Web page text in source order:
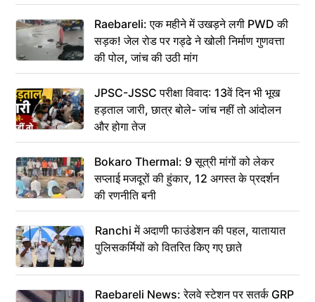
Raebareli: एक महीने में उखड़ने लगी PWD की
सड़क! जेल रोड पर गड्ढे ने खोली निर्माण गुणवत्ता
की पोल, जांच की उठी मांग
JPSC-JSSC परीक्षा विवाद: 13वें दिन भी भूख
हड़ताल जारी, छात्र बोले- जांच नहीं तो आंदोलन
और होगा तेज
Bokaro Thermal: 9 सूत्री मांगों को लेकर
सप्लाई मजदूरों की हुंकार, 12 अगस्त के प्रदर्शन
की रणनीति बनी
Ranchi में अदाणी फाउंडेशन की पहल, यातायात
पुलिसकर्मियों को वितरित किए गए छाते
Raebareli News: रेलवे स्टेशन पर सतर्क GRP